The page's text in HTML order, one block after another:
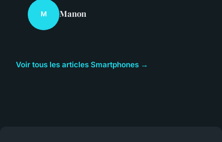
M Manon
Voir tous les articles Smartphones →